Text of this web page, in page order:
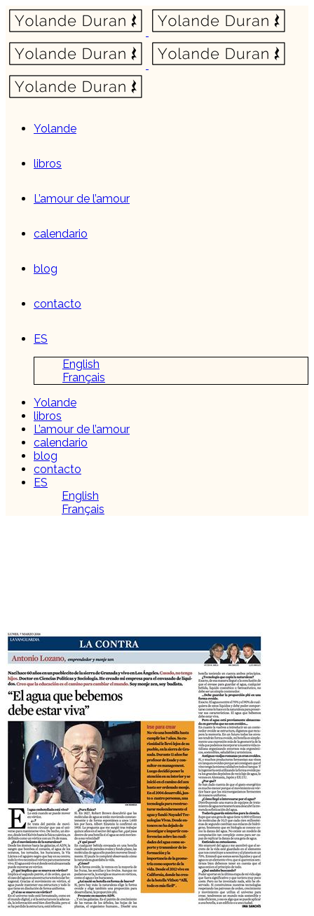
Yolande
libros
L’amour de l’amour
calendario
blog
contacto
ES
English
Français
Yolande
libros
L’amour de l’amour
calendario
blog
contacto
ES
English
Français